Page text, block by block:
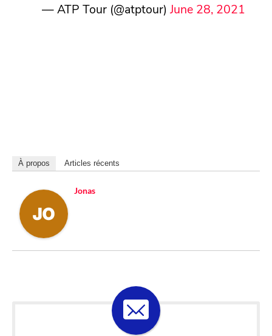
— ATP Tour (@atptour) June 28, 2021
À propos Articles récents
Jonas